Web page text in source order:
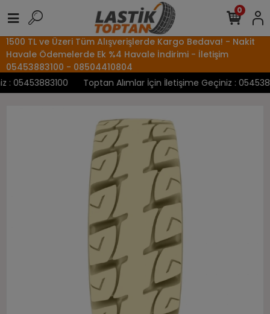
1500 TL ve Üzeri Tüm Alışverişlerde Kargo Bedava! - Nakit
Havale Ödemelerde Ek %4 Havale İndirimi - İletişim
05453883100 - 08504410804
Toptan Alımlar İçin İletişime Geçiniz :
0